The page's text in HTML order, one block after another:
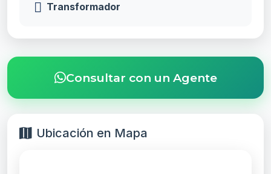
Transformador
Consultar con un Agente
Ubicación en Mapa